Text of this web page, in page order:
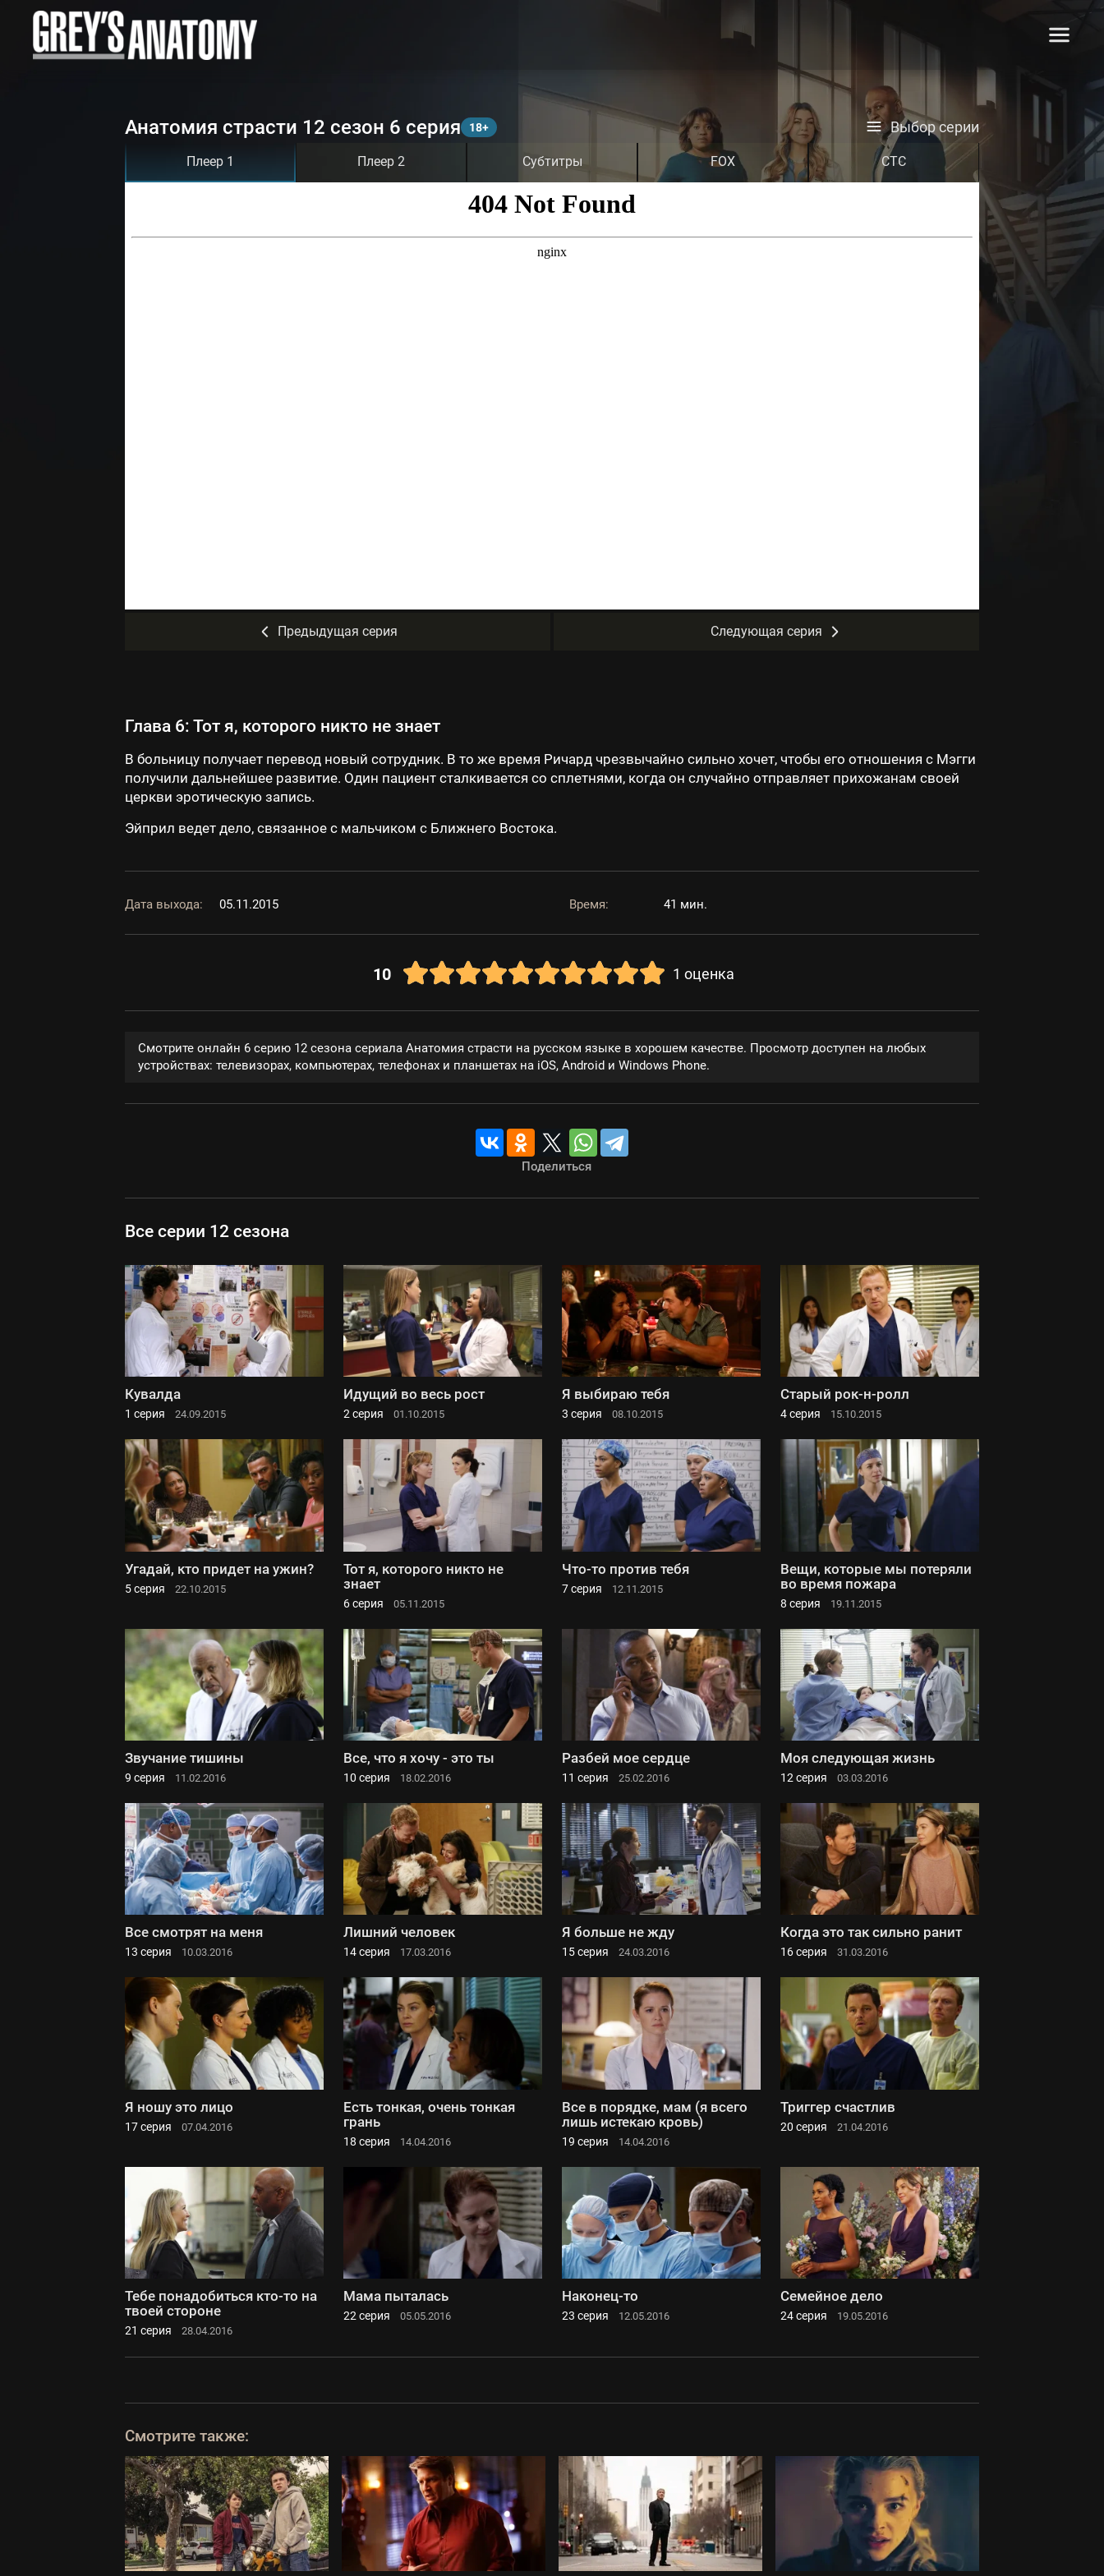
Анатомия страсти 12 сезон 6 серия Выбор серии
Плеер 1 Плеер 2 Субтитры FOX СТС
Предыдущая серия Следующая серия
Глава 6: Тот я, которого никто не знает
В больницу получает перевод новый сотрудник. В то же время Ричард чрезвычайно сильно хочет, чтобы его отношения с Мэгги
получили дальнейшее развитие. Один пациент сталкивается со сплетнями, когда он случайно отправляет прихожанам своей
церкви эротическую запись.
Эйприл ведет дело, связанное с мальчиком с Ближнего Востока.
Дата выхода: 05.11.2015 Время: 41 мин.
10 1 оценка
Смотрите онлайн 6 серию 12 сезона сериала Анатомия страсти на русском языке в хорошем качестве. Просмотр доступен на любых
устройствах: телевизорах, компьютерах, телефонах и планшетах на iOS, Android и Windows Phone.
Поделиться
Все серии 12 сезона
Кувалда
1 серия 24.09.2015
Идущий во весь рост
2 серия 01.10.2015
Я выбираю тебя
3 серия 08.10.2015
Старый рок-н-ролл
4 серия 15.10.2015
Угадай, кто придет на ужин?
5 серия 22.10.2015
Тот я, которого никто не
знает
6 серия 05.11.2015
Что-то против тебя
7 серия 12.11.2015
Вещи, которые мы потеряли
во время пожара
8 серия 19.11.2015
Звучание тишины
9 серия 11.02.2016
Все, что я хочу - это ты
10 серия 18.02.2016
Разбей мое сердце
11 серия 25.02.2016
Моя следующая жизнь
12 серия 03.03.2016
Все смотрят на меня
13 серия 10.03.2016
Лишний человек
14 серия 17.03.2016
Я больше не жду
15 серия 24.03.2016
Когда это так сильно ранит
16 серия 31.03.2016
Я ношу это лицо
17 серия 07.04.2016
Есть тонкая, очень тонкая
грань
18 серия 14.04.2016
Все в порядке, мам (я всего
лишь истекаю кровь)
19 серия 14.04.2016
Триггер счастлив
20 серия 21.04.2016
Тебе понадобиться кто-то на
твоей стороне
21 серия 28.04.2016
Мама пыталась
22 серия 05.05.2016
Наконец-то
23 серия 12.05.2016
Семейное дело
24 серия 19.05.2016
Смотрите также: